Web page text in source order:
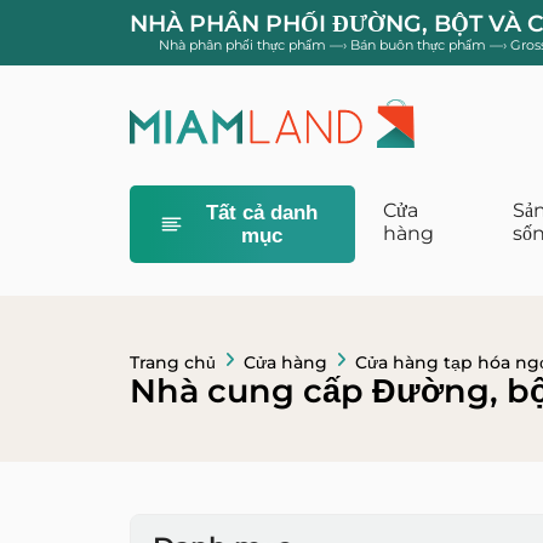
NHÀ PHÂN PHỐI ĐƯỜNG, BỘT VÀ
Nhà phân phối thực phẩm —› Bán buôn thực phẩm —›
Tất cả danh
mục
Cửa
hàng
Trang chủ Cửa hàng Cửa hàng tạp hóa
Nhà cung cấp Đường,